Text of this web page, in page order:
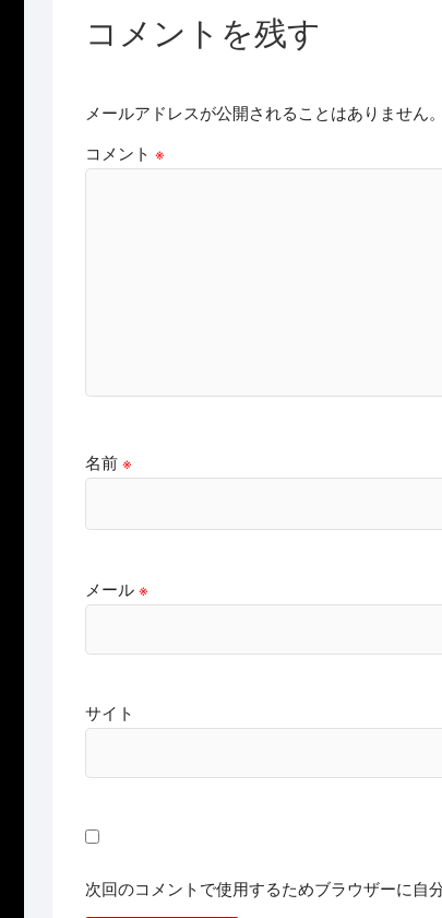
コメントを残す
メールアドレスが公開されることはありません。
コメント ※
名前 ※
メール ※
サイト
次回のコメントで使用するためブラウザーに自